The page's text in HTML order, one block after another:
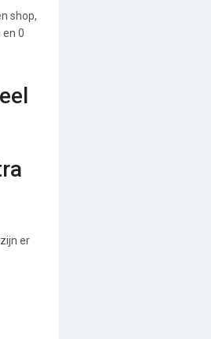
shop,
0
er